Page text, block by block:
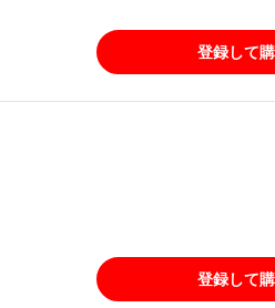
登録して
登録して